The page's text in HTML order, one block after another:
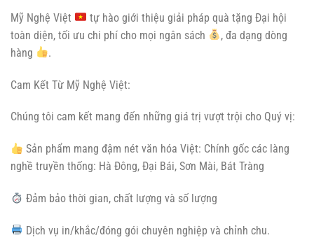
Mỹ Nghệ Việt
tự hào giới thiệu giải pháp quà tặng Đại hội
toàn diện, tối ưu chi phí cho mọi ngân sách
, đa dạng dòng
hàng
.
Cam Kết Từ Mỹ Nghệ Việt:
Chúng tôi cam kết mang đến những giá trị vượt trội cho Quý vị:
Sản phẩm mang đậm nét văn hóa Việt: Chính gốc các làng
nghề truyền thống: Hà Đông, Đại Bái, Sơn Mài, Bát Tràng
Đảm bảo thời gian, chất lượng và số lượng
Dịch vụ in/khắc/đóng gói chuyên nghiệp và chỉnh chu.